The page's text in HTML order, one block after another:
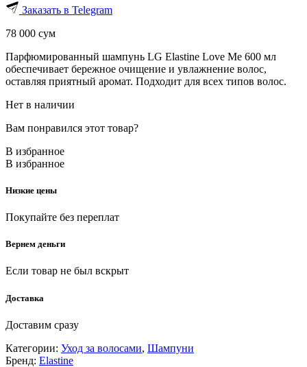
Заказать в Telegram
78 000 сум
Парфюмированный шампунь LG Elastine Love Me 600 мл
обеспечивает бережное очищение и увлажнение волос,
оставляя приятный аромат. Подходит для всех типов волос.
Нет в наличии
Вам понравился этот товар?
В избранное
В избранное
Низкие цены
Покупайте без переплат
Вернем деньги
Если товар не был вскрыт
Доставка
Доставим сразу
Категории: Уход за волосами, Шампуни
Бренд: Elastine